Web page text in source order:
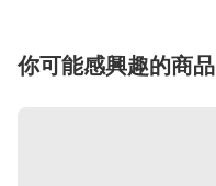
你可能感興趣的商品